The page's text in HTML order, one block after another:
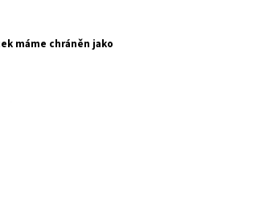
máme chráněn jako